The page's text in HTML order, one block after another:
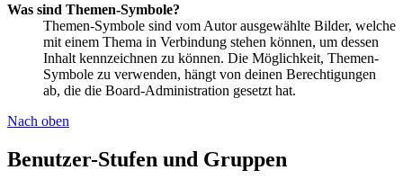
Was sind Themen-Symbole?
Themen-Symbole sind vom Autor ausgewählte Bilder, welche
mit einem Thema in Verbindung stehen können, um dessen
Inhalt kennzeichnen zu können. Die Möglichkeit, Themen-
Symbole zu verwenden, hängt von deinen Berechtigungen
ab, die die Board-Administration gesetzt hat.
Nach oben
Benutzer-Stufen und Gruppen